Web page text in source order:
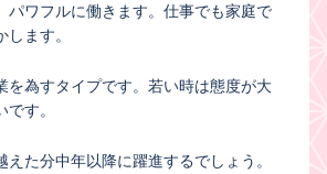
パワフルに働きます。仕事でも家庭で
ます。
を為すタイプです。若い時は態度が大
す。
えた分中年以降に躍進するでしょう。